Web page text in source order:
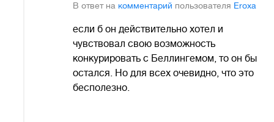
В ответ на комментарий пользователя Eroxa
если б он действительно хотел и
чувствовал свою возможность
конкурировать с Беллингемом, то он бы
остался. Но для всех очевидно, что это
бесполезно.